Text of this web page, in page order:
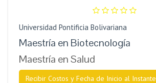
Universidad Pontificia Bolivariana
Maestría en Biotecnología
Maestría en Salud
Recibir Costos y Fecha de Inicio al Instante